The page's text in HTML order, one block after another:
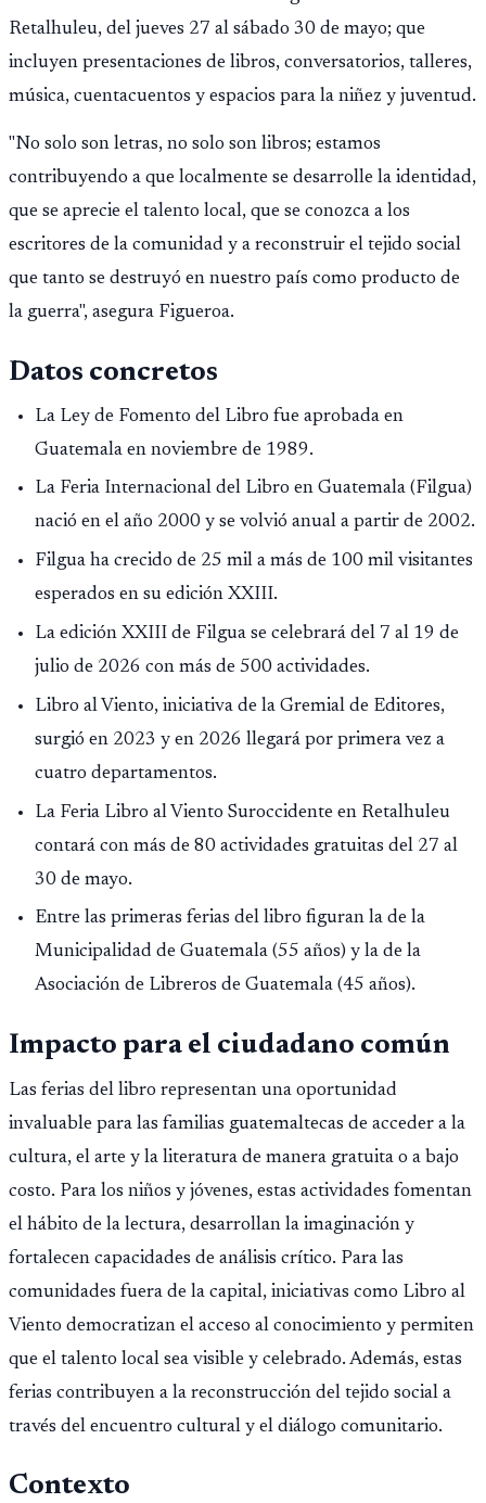
Retalhuleu, del jueves 27 al sábado 30 de mayo; que
incluyen presentaciones de libros, conversatorios, talleres,
música, cuentacuentos y espacios para la niñez y juventud.
"No solo son letras, no solo son libros; estamos
contribuyendo a que localmente se desarrolle la identidad,
que se aprecie el talento local, que se conozca a los
escritores de la comunidad y a reconstruir el tejido social
que tanto se destruyó en nuestro país como producto de
la guerra", asegura Figueroa.
Datos concretos
La Ley de Fomento del Libro fue aprobada en
Guatemala en noviembre de 1989.
La Feria Internacional del Libro en Guatemala (Filgua)
nació en el año 2000 y se volvió anual a partir de 2002.
Filgua ha crecido de 25 mil a más de 100 mil visitantes
esperados en su edición XXIII.
La edición XXIII de Filgua se celebrará del 7 al 19 de
julio de 2026 con más de 500 actividades.
Libro al Viento, iniciativa de la Gremial de Editores,
surgió en 2023 y en 2026 llegará por primera vez a
cuatro departamentos.
La Feria Libro al Viento Suroccidente en Retalhuleu
contará con más de 80 actividades gratuitas del 27 al
30 de mayo.
Entre las primeras ferias del libro figuran la de la
Municipalidad de Guatemala (55 años) y la de la
Asociación de Libreros de Guatemala (45 años).
Impacto para el ciudadano común
Las ferias del libro representan una oportunidad
invaluable para las familias guatemaltecas de acceder a la
cultura, el arte y la literatura de manera gratuita o a bajo
costo. Para los niños y jóvenes, estas actividades fomentan
el hábito de la lectura, desarrollan la imaginación y
fortalecen capacidades de análisis crítico. Para las
comunidades fuera de la capital, iniciativas como Libro al
Viento democratizan el acceso al conocimiento y permiten
que el talento local sea visible y celebrado. Además, estas
ferias contribuyen a la reconstrucción del tejido social a
través del encuentro cultural y el diálogo comunitario.
Contexto